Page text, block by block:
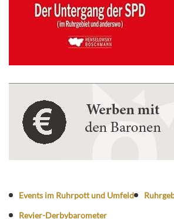
Events im Ruhrpott und Umfeld
Revier-Derbybarometer